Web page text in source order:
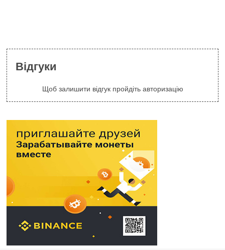
Відгуки
Щоб залишити відгук пройдіть авторизацію